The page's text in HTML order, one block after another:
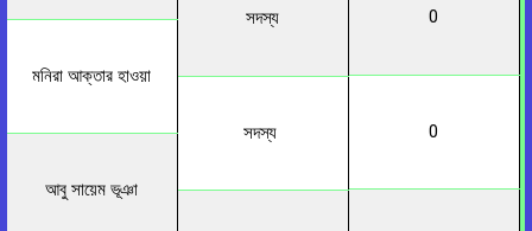
মনিরা আক্তার হাওয়া
আবু সায়েম ভূঞা
সদস্য
সদস্য
0
0